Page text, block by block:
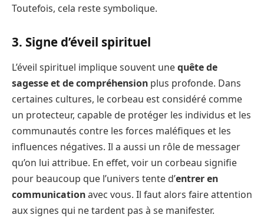
Toutefois, cela reste symbolique.
3. Signe d’éveil spirituel
L’éveil spirituel implique souvent unequête de
sagesse et de compréhension plus profonde. Dans
certaines cultures, le corbeau est considéré comme
un protecteur, capable de protéger les individus et les
communautés contre les forces maléfiques et les
influences négatives. Il a aussi un rôle de messager
qu’on lui attribue. En effet, voir un corbeau signifie
pour beaucoup que l’univers tente d’entrer en
communicationavec vous. Il faut alors faire attention
aux signes qui ne tardent pas à se manifester.